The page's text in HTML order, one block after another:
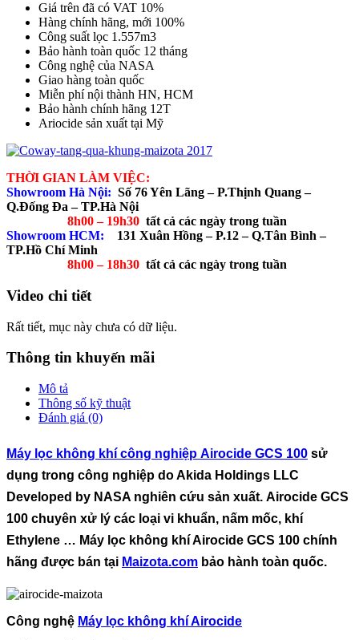
Giá trên đã có VAT 10%
Hàng chính hãng, mới 100%
Công suất lọc 1.557m3
Bảo hành toàn quốc 12 tháng
Công nghệ của NASA
Giao hàng toàn quốc
Miễn phí nội thành HN, HCM
Bảo hành chính hãng 12T
Ariocide sản xuất tại Mỹ
THỜI GIAN LÀM VIỆC:
Showroom Hà Nội: Số 76 Yên Lãng – P.Thịnh Quang –
Q.Đống Đa – TP.Hà Nội
8h00 – 19h30 tất cả các ngày trong tuần
Showroom HCM:
131 Xuân Hồng – P.12 – Q.Tân Bình –
TP.Hồ Chí Minh
8h00 – 18h30 tất cả các ngày trong tuần
Video chi tiết
Rất tiết, mục này chưa có dữ liệu.
Thông tin khuyến mãi
Mô tả
Thông số kỹ thuật
Đánh giá (0)
Máy lọc không khí công nghiệp Airocide GCS 100 sử
dụng trong công nghiệp do Akida Holdings LLC
Developed by NASA nghiên cứu sản xuất. Airocide GCS
100 chuyên xử lý các loại vi khuẩn, nấm mốc, khí
Ethylene … Máy lọc không khíAirocide GCS 100 chính
hãng được bán tại Maizota.com bảo hành toàn quốc.
Công nghệ Máy lọc không khí Airocide